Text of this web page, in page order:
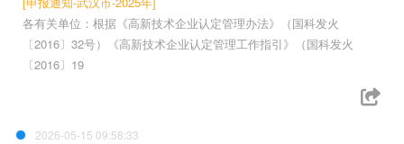
各有关单位：根据《高新技术企业认定管理办法》（国科发火
〔2016〕32号）《高新技术企业认定管理工作指引》（国科发火
〔2016〕19
2026-05-15 09:58:33